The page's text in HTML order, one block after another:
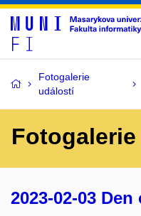
Fotogalerie
událostí
2023-02-03